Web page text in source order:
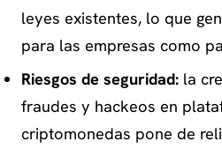
leyes existentes, lo que
para las empresas como
Riesgos de seguridad:la
fraudes y hackeos en
criptomonedas pone de